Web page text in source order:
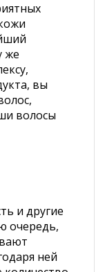
же
вы
волосы
и другие
очередь,
ней